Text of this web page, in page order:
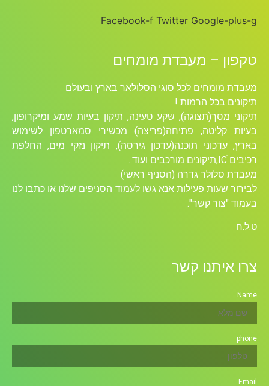
Facebook-f Twitter Google-plus-g
טקפון – מעבדת מומחים
מעבדת מומחים לכל סוגי הסלולאר בארץ ובעולם
תיקונים בכל הרמות !
תיקוני מסך(תצוגה), שקע טעינה, תיקון בעיות שמע ומיקרופון,
בעיות קליטה, פתיחה(פריצה) מכשירי סמארטפון לשימוש
בארץ, עדכוני תוכנה(עדכון גירסה), תיקון נזקי מים, החלפת
רכיבים ICׁ,תיקונים מורכבים ועוד….
מעבדת סלולר גדרה (הסניף ראשי)
לבירור שעות פעילות אנא גשו לעמוד הסניפים שלנו או כתבו לנו
בעמוד "צור קשר".
ט.ל.ח
צרו איתנו קשר
Name
phone
Email